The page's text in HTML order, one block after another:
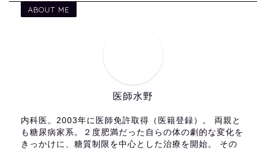
ABOUT ME
医師水野
内科医。2003年に医師免許取得（医籍登録）。 両親と
も糖尿病家系。２度肥満だった自らの体の劇的な変化を
きっかけに、糖質制限を中心とした治療を開始。 その